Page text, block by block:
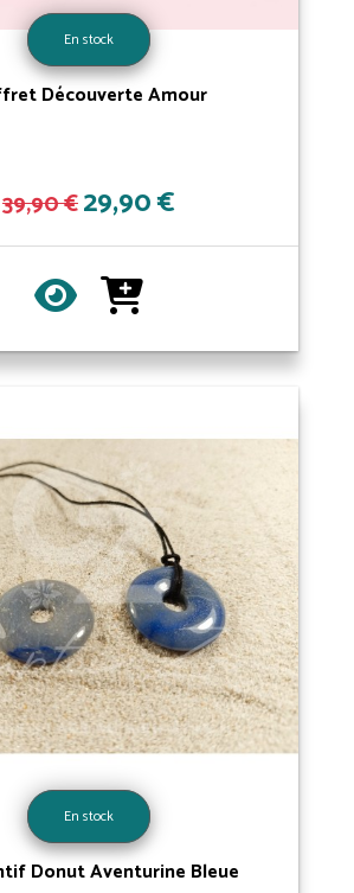
En stock
Découverte Amour
39,90 €29,90 €
En stock
Donut Aventurine Bleue